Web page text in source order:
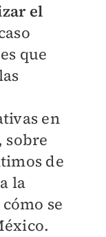
el
que
en
sobre
de
la
se